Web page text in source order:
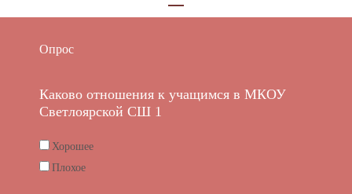
Опрос
Каково отношения к учащимся в МКОУ
Светлоярской СШ 1
Хорошее
Плохое